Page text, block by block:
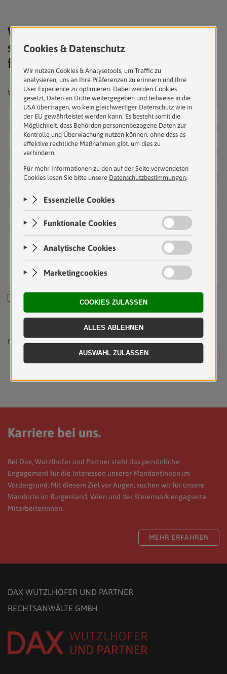
Wir sind der
starke Partner
für Ihre Anliegen.
Wir freuen uns auf Ihre unverbindliche Anfrage!
Herr
Ich erkläre mich damit einverstanden, dass die von mir
verarbeitet werden und akzeptiere dieDatenschutzbedingungen.
mit * gekennzeichnete Felder sind Pflichtfelder
ANFRAGE SENDEN
Karriere bei uns.
Bei Dax, Wutzlhofer und Partner steht das persönliche
Engagement für die Interessen unserer MandantInnen im
Vordergrund. Mit diesem Ziel vor Augen, suchen wir für unsere
Standorte im Burgenland, Wien und der Steiermark engagierte
MitarbeiterInnen.
MEHR ERFAHREN
DAX WUTZLHOFER UND PARTNER
RECHTSANWÄLTE GMBH